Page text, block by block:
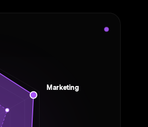
Marketing